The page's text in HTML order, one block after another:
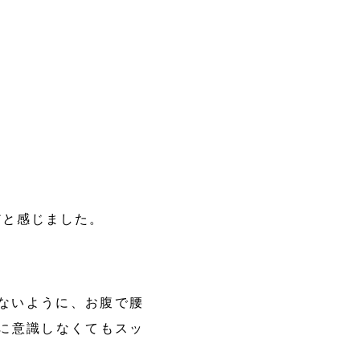
感じました。
いように、お腹で腰
意識しなくてもスッ